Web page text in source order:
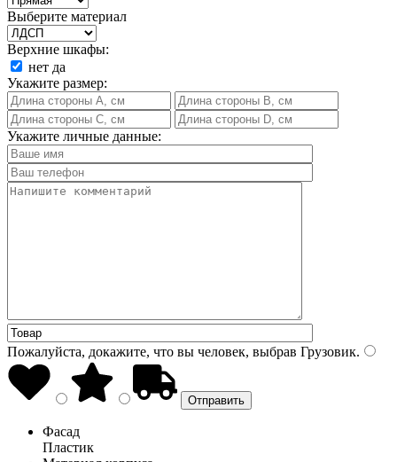
Выберите материал
Верхние шкафы:
нет да
Укажите размер:
Укажите личные данные:
Пожалуйста, докажите, что вы человек, выбрав Грузовик.
Фасад
Пластик